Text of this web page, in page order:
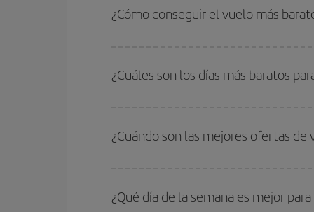
¿Cómo conseguir el vuelo más
las fechas y horarios de ida y vuelta.
¿Cuáles son los días más baratos
quieres ir y en qué fechas habías pensado
para que puedas encontrar la mejor oferta.
¿Cuándo son las mejores ofertas
periodos de vacaciones escolares son
precios encontrarás.
¿Qué día de la semana es mejor